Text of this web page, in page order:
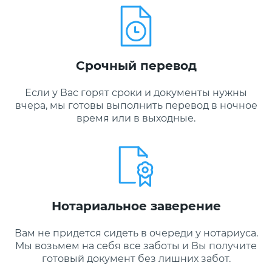
Срочный перевод
Если у Вас горят сроки и документы нужны
вчера, мы готовы выполнить перевод в ночное
время или в выходные.
Нотариальное заверение
Вам не придется сидеть в очереди у нотариуса.
Мы возьмем на себя все заботы и Вы получите
готовый документ без лишних забот.